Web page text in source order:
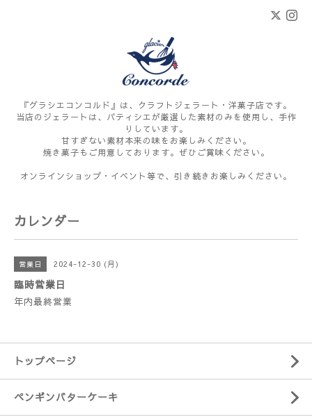
『グラシエコンコルド』は、クラフトジェラート・洋菓子店です。
当店のジェラートは、パティシエが厳選した素材のみを使用し、手作
りしています。
甘すぎない素材本来の味をお楽しみください。
焼き菓子もご用意しております。ぜひご賞味ください。
オンラインショップ・イベント等で、引き続きお楽しみください。
カレンダー
営業日 2024-12-30 (月)
臨時営業日
年内最終営業
トップページ
ペンギンバターケーキ